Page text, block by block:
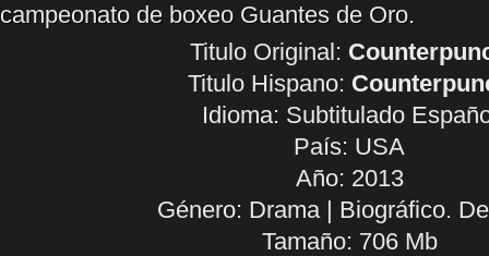
campeonato de boxeo Guantes de Oro.
Titulo Original:
Titulo Hispano:
Idioma: Subtitulado
País: USA
Año: 2013
Género: Drama | Biográfico.
Tamaño: 706 Mb